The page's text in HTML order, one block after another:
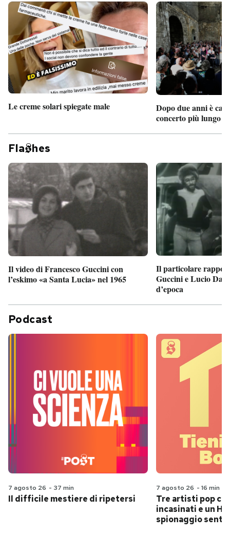
Le creme solari spiegate male
Dopo due anni è
concerto più lungo
Fla hes
Il video di Francesco Guccini con
l’eskimo «a Santa Lucia» nel 1965
Il particolare
Guccini e Lucio
d’epoca
Podcast
7 agosto 26 - 37 min
Il difficile mestiere di ripetersi
7 agosto 26 - 16 min
Tre artisti pop
incasinati e un
spionaggio